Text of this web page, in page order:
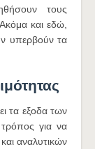
τους
και εδώ,
υπερβούν τα
τα εξοδα των
τρόπος για να
αναλυτικών